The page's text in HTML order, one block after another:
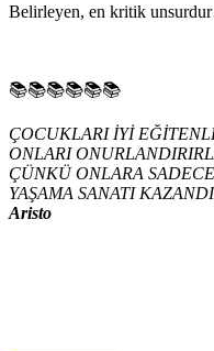
Belirleyen, en kritik
📚📚📚📚📚📚
ÇOCUKLARI İYİ
ONLARI
ÇÜNKÜ ONLARA
YAŞAMA SANATI
Aristo